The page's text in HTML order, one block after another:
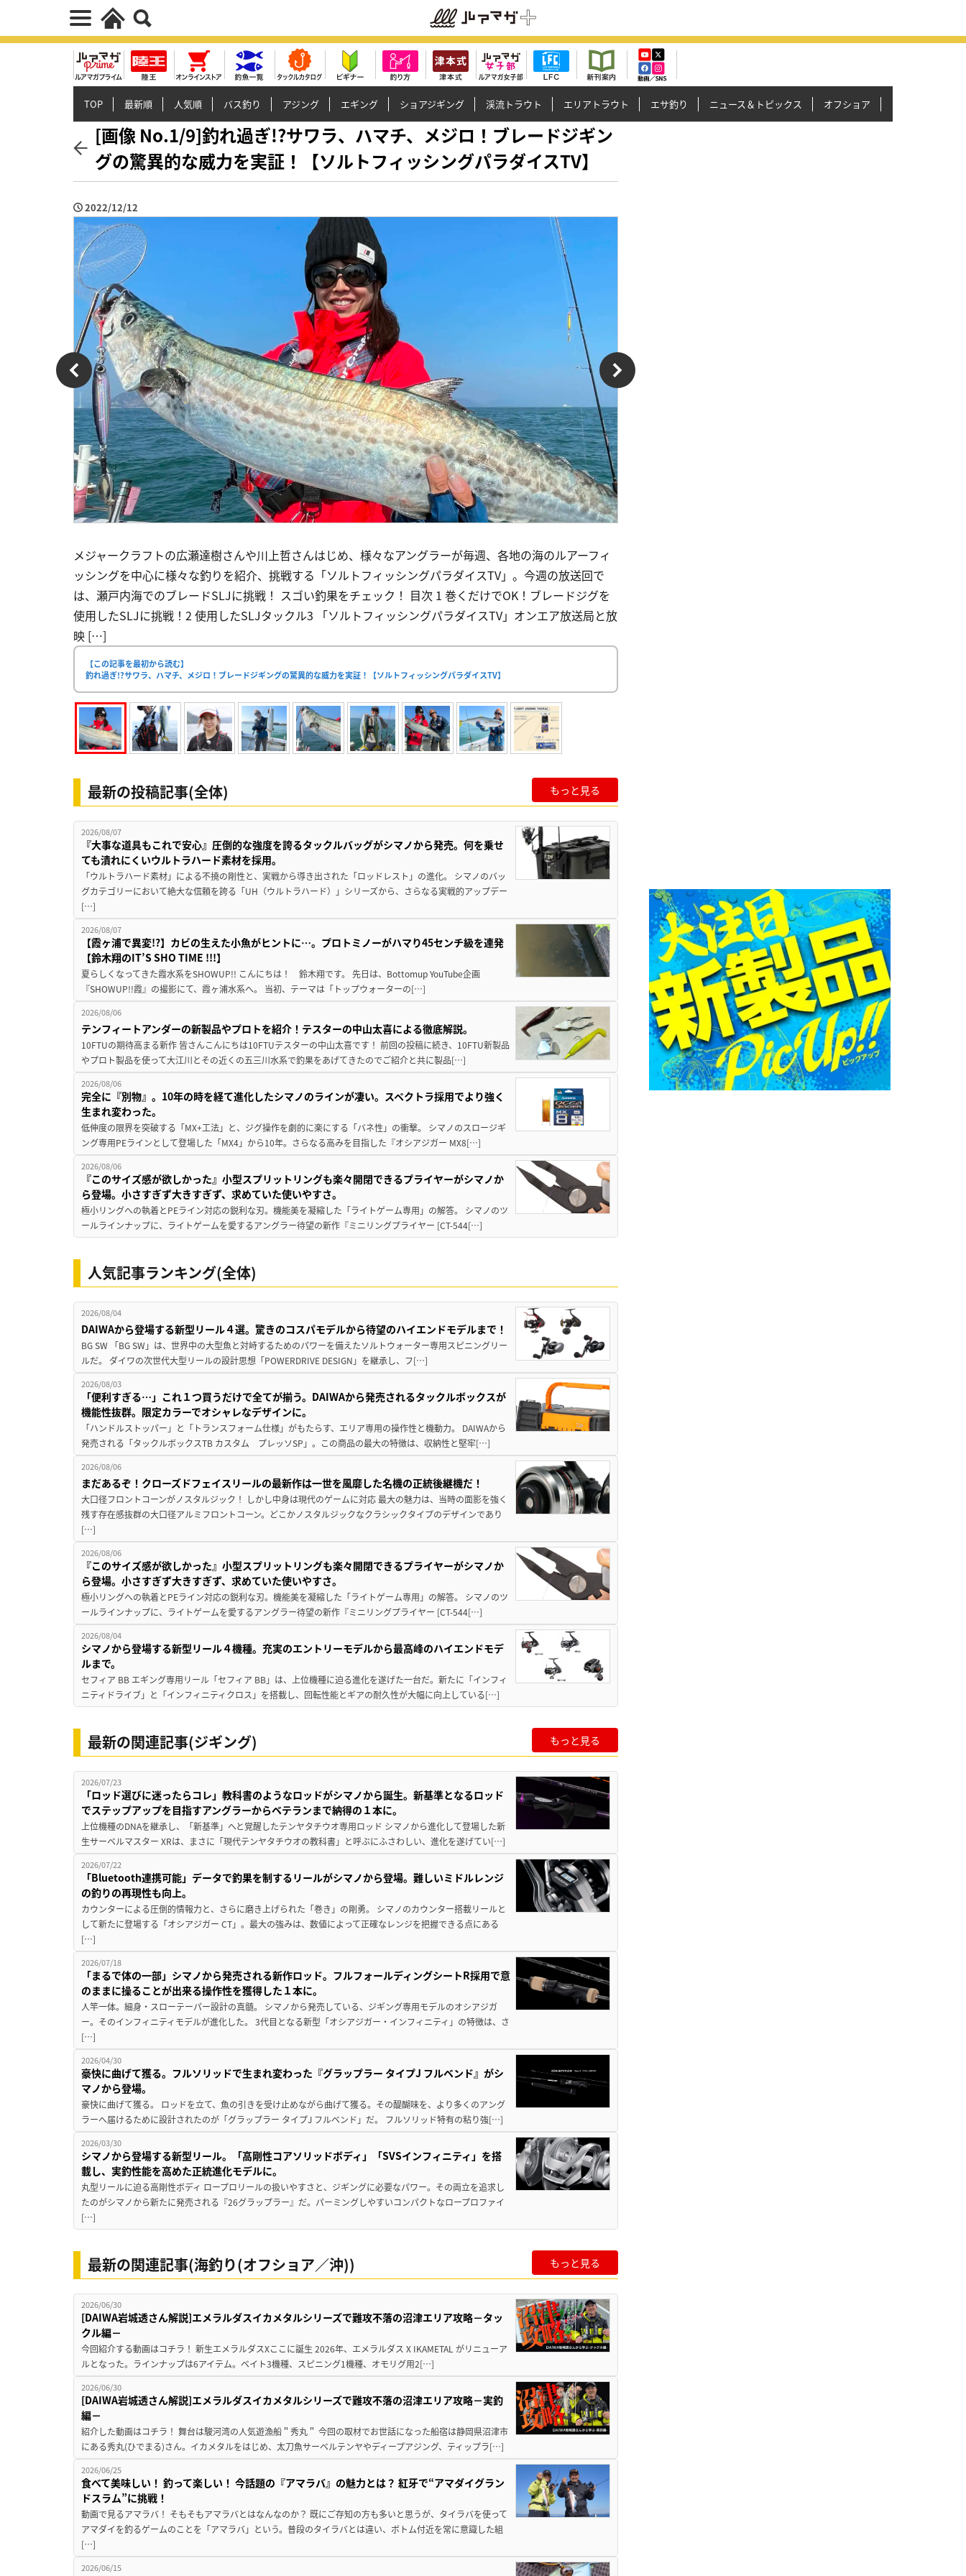
TOP 最新順 人気順 バス釣り アジング エギング ショアジギング 渓流トラウト エリアトラウト エサ釣り ニュース＆トピックス オフショア
[画像 No.1/9]釣れ過ぎ!?サワラ、ハマチ、メジロ！ブレードジギン
グの驚異的な威力を実証！【ソルトフィッシングパラダイスTV】
2022/12/12
メジャークラフトの広瀬達樹さんや川上哲さんはじめ、様々なアングラーが毎週、各地の海のルアーフィ
ッシングを中心に様々な釣りを紹介、挑戦する「ソルトフィッシングパラダイスTV」。今週の放送回で
は、瀬戸内海でのブレードSLJに挑戦！ スゴい釣果をチェック！ 目次 1 巻くだけでOK！ブレードジグを
使用したSLJに挑戦！2 使用したSLJタックル3 「ソルトフィッシングパラダイスTV」オンエア放送局と放
映 […]
【この記事を最初から読む】
釣れ過ぎ!?サワラ、ハマチ、メジロ！ブレードジギングの驚異的な威力を実証！【ソルトフィッシングパラダイスTV】
最新の投稿記事(全体) もっと見る
2026/08/07
『大事な道具もこれで安心』圧倒的な強度を誇るタックルバッグがシマノから発売。何を乗せ
ても潰れにくいウルトラハード素材を採用。
「ウルトラハード素材」による不撓の剛性と、実戦から導き出された「ロッドレスト」の進化。 シマノのバッ
グカテゴリーにおいて絶大な信頼を誇る「UH（ウルトラハード）」シリーズから、さらなる実戦的アップデー
[…]
2026/08/07
【霞ヶ浦で異変!?】カビの生えた小魚がヒントに…。プロトミノーがハマり45センチ級を連発
【鈴木翔のIT’S SHO TIME !!!】
夏らしくなってきた霞水系をSHOWUP!! こんにちは！ 鈴木翔です。 先日は、Bottomup YouTube企画
『SHOWUP!!霞』の撮影にて、霞ヶ浦水系へ。 当初、テーマは「トップウォーターの[…]
2026/08/06
テンフィートアンダーの新製品やプロトを紹介！テスターの中山太喜による徹底解説。
10FTUの期待高まる新作 皆さんこんにちは10FTUテスターの中山太喜です！ 前回の投稿に続き、10FTU新製品
やプロト製品を使って大江川とその近くの五三川水系で釣果をあげてきたのでご紹介と共に製品[…]
2026/08/06
完全に『別物』。10年の時を経て進化したシマノのラインが凄い。スペクトラ採用でより強く
生まれ変わった。
低伸度の限界を突破する「MX+工法」と、ジグ操作を劇的に楽にする「バネ性」の衝撃。 シマノのスロージギ
ング専用PEラインとして登場した「MX4」から10年。さらなる高みを目指した『オシアジガー MX8[…]
2026/08/06
『このサイズ感が欲しかった』小型スプリットリングも楽々開閉できるプライヤーがシマノか
ら登場。小さすぎず大きすぎず、求めていた使いやすさ。
極小リングへの執着とPEライン対応の鋭利な刃。機能美を凝縮した「ライトゲーム専用」の解答。 シマノのツ
ールラインナップに、ライトゲームを愛するアングラー待望の新作『ミニリングプライヤー [CT-544[…]
人気記事ランキング(全体)
2026/08/04
DAIWAから登場する新型リール４選。驚きのコスパモデルから待望のハイエンドモデルまで！
BG SW 「BG SW」は、世界中の大型魚と対峙するためのパワーを備えたソルトウォーター専用スピニングリー
ルだ。 ダイワの次世代大型リールの設計思想「POWERDRIVE DESIGN」を継承し、フ[…]
2026/08/03
「便利すぎる…」これ１つ買うだけで全てが揃う。DAIWAから発売されるタックルボックスが
機能性抜群。限定カラーでオシャレなデザインに。
「ハンドルストッパー」と「トランスフォーム仕様」がもたらす、エリア専用の操作性と機動力。 DAIWAから
発売される「タックルボックスTB カスタム プレッソSP」。この商品の最大の特徴は、収納性と堅牢[…]
2026/08/06
まだあるぞ！クローズドフェイスリールの最新作は一世を風靡した名機の正統後継機だ！
大口径フロントコーンがノスタルジック！ しかし中身は現代のゲームに対応 最大の魅力は、当時の面影を強く
残す存在感抜群の大口径アルミフロントコーン。どこかノスタルジックなクラシックタイプのデザインであり
[…]
2026/08/06
『このサイズ感が欲しかった』小型スプリットリングも楽々開閉できるプライヤーがシマノか
ら登場。小さすぎず大きすぎず、求めていた使いやすさ。
極小リングへの執着とPEライン対応の鋭利な刃。機能美を凝縮した「ライトゲーム専用」の解答。 シマノのツ
ールラインナップに、ライトゲームを愛するアングラー待望の新作『ミニリングプライヤー [CT-544[…]
2026/08/04
シマノから登場する新型リール４機種。充実のエントリーモデルから最高峰のハイエンドモデ
ルまで。
セフィア BB エギング専用リール「セフィア BB」は、上位機種に迫る進化を遂げた一台だ。新たに「インフィ
ニティドライブ」と「インフィニティクロス」を搭載し、回転性能とギアの耐久性が大幅に向上している[…]
最新の関連記事(ジギング) もっと見る
2026/07/23
「ロッド選びに迷ったらコレ」教科書のようなロッドがシマノから誕生。新基準となるロッド
でステップアップを目指すアングラーからベテランまで納得の１本に。
上位機種のDNAを継承し、「新基準」へと覚醒したテンヤタチウオ専用ロッド シマノから進化して登場した新
生サーベルマスター XRは、まさに「現代テンヤタチウオの教科書」と呼ぶにふさわしい、進化を遂げてい[…]
2026/07/22
「Bluetooth連携可能」データで釣果を制するリールがシマノから登場。難しいミドルレンジ
の釣りの再現性も向上。
カウンターによる圧倒的情報力と、さらに磨き上げられた「巻き」の剛勇。 シマノのカウンター搭載リールと
して新たに登場する「オシアジガー CT」。最大の強みは、数値によって正確なレンジを把握できる点にある
[…]
2026/07/18
「まるで体の一部」シマノから発売される新作ロッド。フルフォールディングシートR採用で意
のままに操ることが出来る操作性を獲得した１本に。
人竿一体。細身・スローテーパー設計の真髄。 シマノから発売している、ジギング専用モデルのオシアジガ
ー。そのインフィニティモデルが進化した。 3代目となる新型「オシアジガー・インフィニティ」の特徴は、さ
[…]
2026/04/30
豪快に曲げて獲る。フルソリッドで生まれ変わった『グラップラー タイプJ フルベンド』がシ
マノから登場。
豪快に曲げて獲る。 ロッドを立て、魚の引きを受け止めながら曲げて獲る。その醍醐味を、より多くのアング
ラーへ届けるために設計されたのが「グラップラー タイプJ フルベンド」だ。 フルソリッド特有の粘り強[…]
2026/03/30
シマノから登場する新型リール。「高剛性コアソリッドボディ」「SVSインフィニティ」を搭
載し、実釣性能を高めた正統進化モデルに。
丸型リールに迫る高剛性ボディ ロープロリールの扱いやすさと、ジギングに必要なパワー。その両立を追求し
たのがシマノから新たに発売される『26グラップラー』だ。パーミングしやすいコンパクトなロープロファイ
[…]
最新の関連記事(海釣り(オフショア／沖)) もっと見る
2026/06/30
[DAIWA岩城透さん解説]エメラルダスイカメタルシリーズで難攻不落の沼津エリア攻略－タッ
クル編－
今回紹介する動画はコチラ！ 新生エメラルダスXここに誕生 2026年、エメラルダス X IKAMETAL がリニューア
ルとなった。ラインナップは6アイテム。ベイト3機種、スピニング1機種、オモリグ用2[…]
2026/06/30
[DAIWA岩城透さん解説]エメラルダスイカメタルシリーズで難攻不落の沼津エリア攻略－実釣
編－
紹介した動画はコチラ！ 舞台は駿河湾の人気遊漁船＂秀丸＂ 今回の取材でお世話になった船宿は静岡県沼津市
にある秀丸(ひでまる)さん。イカメタルをはじめ、太刀魚サーベルテンヤやディープアジング、ティップラ[…]
2026/06/25
食べて美味しい！ 釣って楽しい！ 今話題の『アマラバ』の魅力とは？ 紅牙で“アマダイグラン
ドスラム”に挑戦！
動画で見るアマラバ！ そもそもアマラバとはなんなのか？ 既にご存知の方も多いと思うが、タイラバを使って
アマダイを釣るゲームのことを「アマラバ」という。普段のタイラバとは違い、ボトム付近を常に意識した組
[…]
2026/06/15